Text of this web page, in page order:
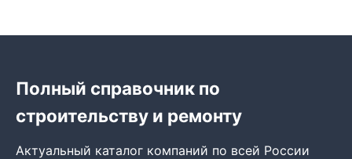
Полный справочник по
строительству и ремонту
Актуальный каталог компаний по всей России